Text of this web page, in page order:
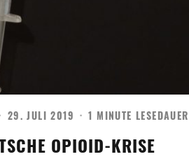
29. JULI 2019 · 1 MINUTE LESEDAUER
OPIOID-KRISE